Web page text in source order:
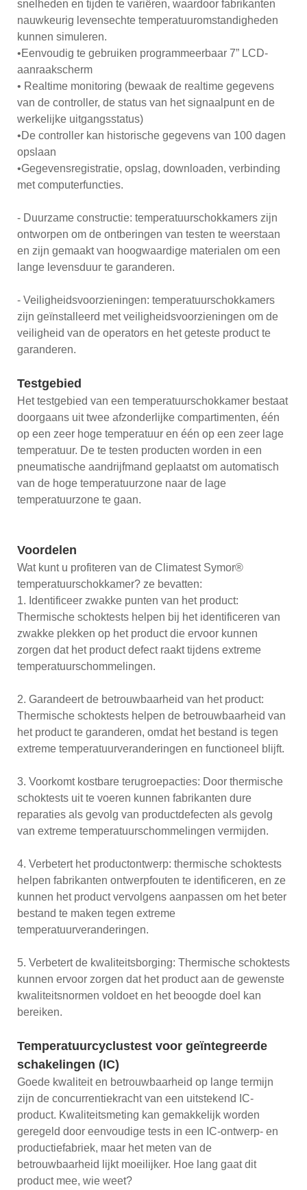
snelheden en tijden te variëren, waardoor fabrikanten
nauwkeurig levensechte temperatuuromstandigheden
kunnen simuleren.
•Eenvoudig te gebruiken programmeerbaar 7” LCD-
aanraakscherm
• Realtime monitoring (bewaak de realtime gegevens
van de controller, de status van het signaalpunt en de
werkelijke uitgangsstatus)
•De controller kan historische gegevens van 100 dagen
opslaan
•Gegevensregistratie, opslag, downloaden, verbinding
met computerfuncties.
- Duurzame constructie: temperatuurschokkamers zijn
ontworpen om de ontberingen van testen te weerstaan ​​
en zijn gemaakt van hoogwaardige materialen om een ​​
lange levensduur te garanderen.
- Veiligheidsvoorzieningen: temperatuurschokkamers
zijn geïnstalleerd met veiligheidsvoorzieningen om de
veiligheid van de operators en het geteste product te
garanderen.
Testgebied
Het testgebied van een temperatuurschokkamer bestaat
doorgaans uit twee afzonderlijke compartimenten, één
op een zeer hoge temperatuur en één op een zeer lage
temperatuur. De te testen producten worden in een
pneumatische aandrijfmand geplaatst om automatisch
van de hoge temperatuurzone naar de lage
temperatuurzone te gaan.
Voordelen
Wat kunt u profiteren van de Climatest Symor®
temperatuurschokkamer? ze bevatten:
1. Identificeer zwakke punten van het product:
Thermische schoktests helpen bij het identificeren van
zwakke plekken op het product die ervoor kunnen
zorgen dat het product defect raakt tijdens extreme
temperatuurschommelingen.
2. Garandeert de betrouwbaarheid van het product:
Thermische schoktests helpen de betrouwbaarheid van
het product te garanderen, omdat het bestand is tegen
extreme temperatuurveranderingen en functioneel blijft.
3. Voorkomt kostbare terugroepacties: Door thermische
schoktests uit te voeren kunnen fabrikanten dure
reparaties als gevolg van productdefecten als gevolg
van extreme temperatuurschommelingen vermijden.
4. Verbetert het productontwerp: thermische schoktests
helpen fabrikanten ontwerpfouten te identificeren, en ze
kunnen het product vervolgens aanpassen om het beter
bestand te maken tegen extreme
temperatuurveranderingen.
5. Verbetert de kwaliteitsborging: Thermische schoktests
kunnen ervoor zorgen dat het product aan de gewenste
kwaliteitsnormen voldoet en het beoogde doel kan
bereiken.
Temperatuurcyclustest voor geïntegreerde
schakelingen (IC)
Goede kwaliteit en betrouwbaarheid op lange termijn
zijn de concurrentiekracht van een uitstekend IC-
product. Kwaliteitsmeting kan gemakkelijk worden
geregeld door eenvoudige tests in een IC-ontwerp- en
productiefabriek, maar het meten van de
betrouwbaarheid lijkt moeilijker. Hoe lang gaat dit
product mee, wie weet?